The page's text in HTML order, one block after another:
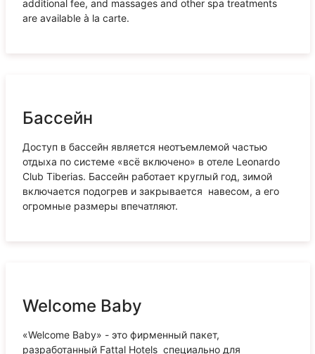
additional fee, and massages and other spa treatments
are available à la carte.
Бассейн
Доступ в бассейн является неотъемлемой частью
отдыха по системе «всё включено» в отеле Leonardo
Club Tiberias. Бассейн работает круглый год, зимой
включается подогрев и закрывается навесом, а его
огромные размеры впечатляют.
Welcome Baby
«Welcome Baby» - это фирменный пакет,
разработанный Fattal Hotels специально для